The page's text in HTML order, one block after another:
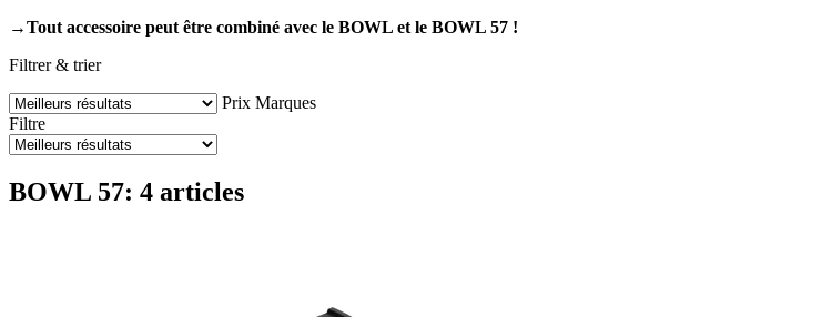
→Tout accessoire peut être combiné avec le BOWL et le BOWL 57 !
Filtrer & trier
Prix Marques
Filtre
BOWL 57: 4 articles